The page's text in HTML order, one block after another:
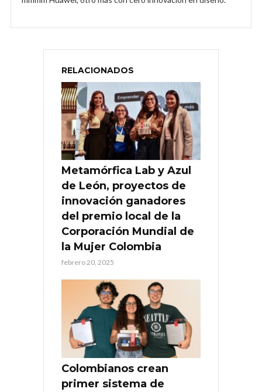
RELACIONADOS
Metamórfica Lab y Azul
de León, proyectos de
innovación ganadores
del premio local de la
Corporación Mundial de
la Mujer Colombia
febrero 20, 2025
Colombianos crean
primer sistema de